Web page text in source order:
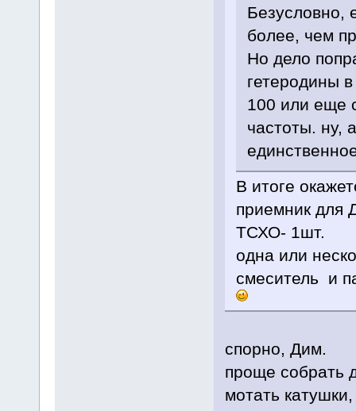
Безусловно,
более, чем
Но дело
гетеродины
100 или еще
частоты. ну,
В итоге
приемник для
ТСХО- 1шт.
одна или
смеситель и
спорно, Дим.
проще собрать
мотать